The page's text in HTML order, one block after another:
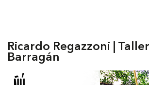
Ricardo Regazzoni |
Barragán